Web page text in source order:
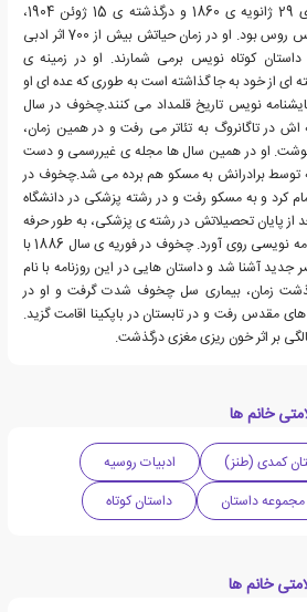
آنتون پاولوویچ چخوف، زاده ی 29 ژانویه ی 1860 و درگذشته ی 15 ژوئن 1904،
داستان نویس و نمایشنامه نویس روس بود. او در زمان حیاتش بیش از 700 اثر ادبی
کوتاه نویس برمی شمارند. او در زمینه ی
ای از خود به جا گذاشته است به طوری که عده ای او
نویس تاریخ قلمداد می کنند.چخوف در سال
اش در تاگانروگ به تئاتر می رفت و در همین زمان،
نوشت. او در همین سال ها مجله ی غیررسمی و دست
توسط برادرانش به مسکو هم برده می شد.چخوف در
را تمام کرد و به مسکو رفت و در رشته پزشکی در دانشگاه
پایان تحصیلاتش در رشته ی پزشکی، به طور حرفه
ای به داستان نویسی و نمایشنامه نویسی روی آورد. چخوف در فوریه ی سال 1886 با
جدید آشنا شد و داستان هایی در این روزنامه با نام
زمان، بیماری سل چخوف شدت گرفت و او در
و کوه های مقدس رفت و در تابستان در باپکینا اقامت گزید.
خانم ها
کمدی (طنز)
ادبیات روسیه
مجموعه داستان داستان کوتاه
خانم ها